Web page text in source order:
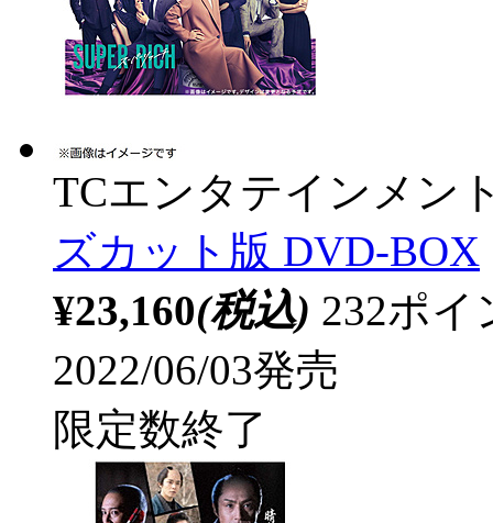
TCエンタテインメン
ズカット版 DVD-BOX
¥23,160(税込) 232ポ
2022/06/03発売
限定数終了